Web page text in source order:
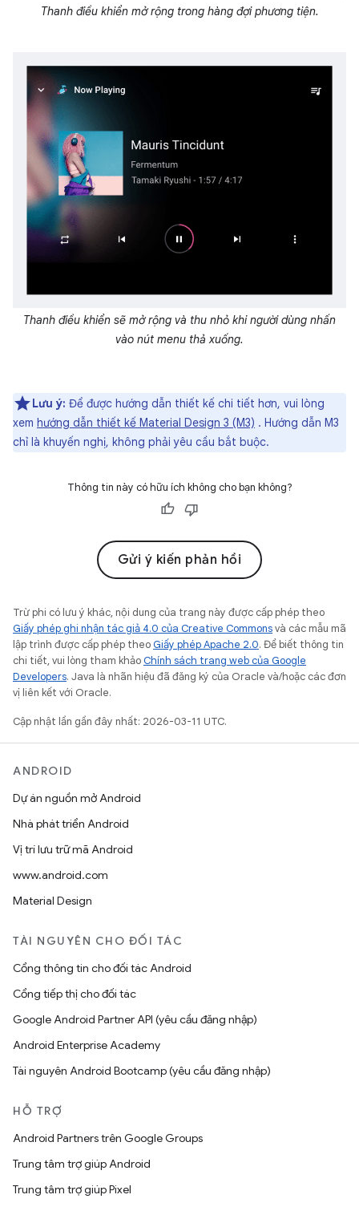
Thanh điều khiển mở rộng trong hàng đợi phương tiện.
Thanh điều khiển sẽ mở rộng và thu nhỏ khi người dùng nhấn
vào nút menu thả xuống.
Lưu ý: Để được hướng dẫn thiết kế chi tiết hơn, vui lòng
xem hướng dẫn thiết kế Material Design 3 (M3) . Hướng dẫn M3
chỉ là khuyến nghị, không phải yêu cầu bắt buộc.
Thông tin này có hữu ích không cho bạn không?
Gửi ý kiến phản hồi
Trừ phi có lưu ý khác, nội dung của trang này được cấp phép theo
Giấy phép ghi nhận tác giả 4.0 của Creative Commonsvà các mẫu mã
lập trình được cấp phép theoGiấy phép Apache 2.0. Để biết thông tin
chi tiết, vui lòng tham khảoChính sách trang web của Google
Developers. Java là nhãn hiệu đã đăng ký của Oracle và/hoặc các đơn
vị liên kết với Oracle.
Cập nhật lần gần đây nhất: 2026-03-11 UTC.
ANDROID
Dự án nguồn mở Android
Nhà phát triển Android
Vị trí lưu trữ mã Android
www.android.com
Material Design
TÀI NGUYÊN CHO ĐỐI TÁC
Cổng thông tin cho đối tác Android
Cổng tiếp thị cho đối tác
Google Android Partner API (yêu cầu đăng nhập)
Android Enterprise Academy
Tài nguyên Android Bootcamp (yêu cầu đăng nhập)
HỖ TRỢ
Android Partners trên Google Groups
Trung tâm trợ giúp Android
Trung tâm trợ giúp Pixel